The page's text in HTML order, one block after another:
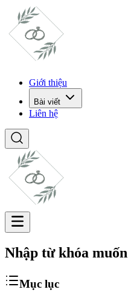
Giới thiệu
Bài viết
Liên hệ
Nhập từ khóa
Mục lục